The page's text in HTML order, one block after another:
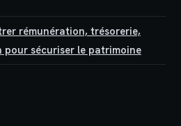
rémunération, trésorerie,
sécuriser le patrimoine